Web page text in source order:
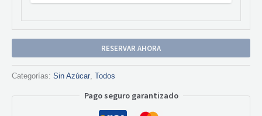
RESERVAR AHORA
Categorías: Sin Azúcar, Todos
Pago seguro garantizado